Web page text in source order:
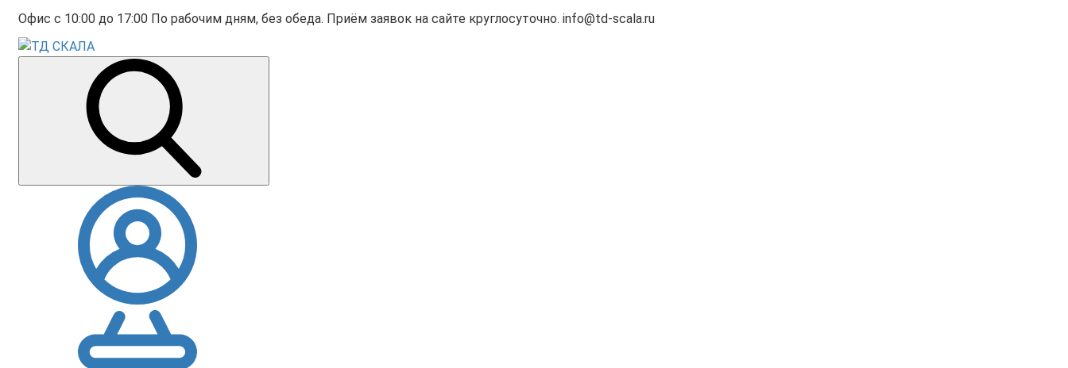
Офис с 10:00 до 17:00 По рабочим дням, без обеда. Приём заявок на сайте круглосуточно. info@td-scala.ru